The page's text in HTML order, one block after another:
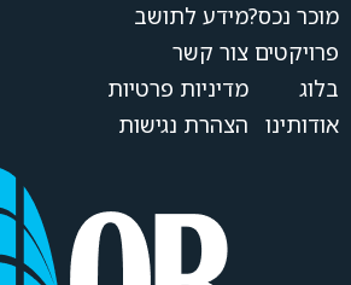
מוכר נכס?
פרויקטים
בלוג
אודותינו
מידע לתושב
צור קשר
מדיניות פרטיות
הצהרת נגישות